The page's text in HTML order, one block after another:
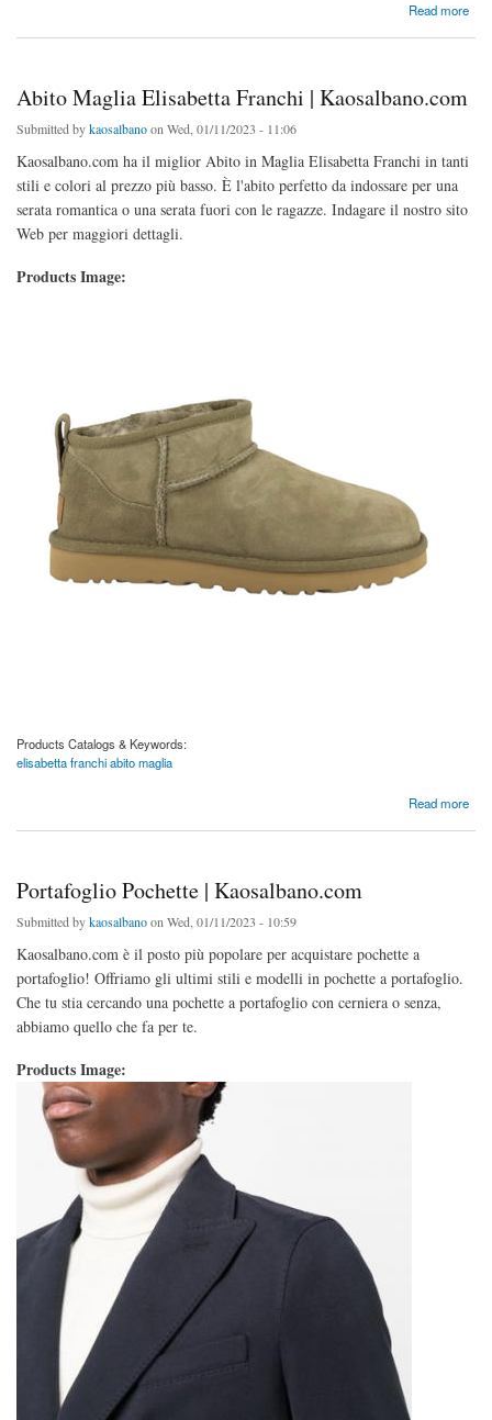
Read more
Abito Maglia Elisabetta Franchi | Kaosalbano.com
Submitted bykaosalbanoon Wed, 01/11/2023 - 11:06
Kaosalbano.com ha il miglior Abito in Maglia Elisabetta Franchi in tanti
stili e colori al prezzo più basso. È l'abito perfetto da indossare per una
serata romantica o una serata fuori con le ragazze. Indagare il nostro sito
Web per maggiori dettagli.
Products Image:
Products Catalogs & Keywords:
elisabetta franchi abito maglia
Read more
Portafoglio Pochette | Kaosalbano.com
Submitted bykaosalbanoon Wed, 01/11/2023 - 10:59
Kaosalbano.com è il posto più popolare per acquistare pochette a
portafoglio! Offriamo gli ultimi stili e modelli in pochette a portafoglio.
Che tu stia cercando una pochette a portafoglio con cerniera o senza,
abbiamo quello che fa per te.
Products Image: